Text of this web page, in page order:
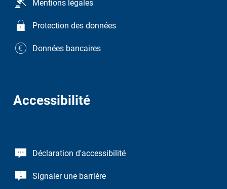
Mentions légales
Protection des données
Données bancaires
Accessibilité
Déclaration d'accessibilité
Signaler une barrière